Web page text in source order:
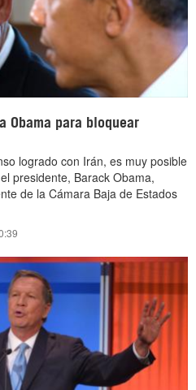
Obama para bloquear
logrado con Irán, es muy posible
presidente, Barack Obama,
de la Cámara Baja de Estados